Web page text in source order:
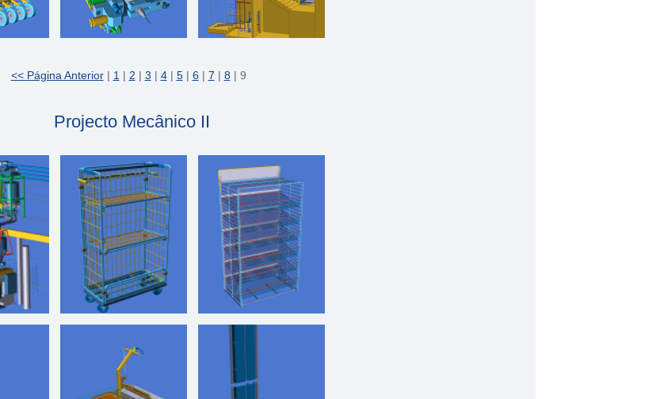
<< Página Anterior| 1 | 2 | 3 | 4| 5| 6 | 7 | 8 | 9
Projecto Mecânico II